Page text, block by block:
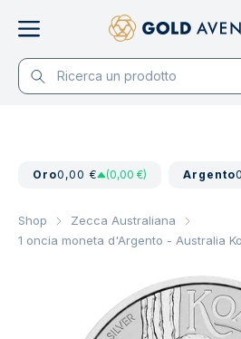
Oro0,00 € (0,00 €) Argento
Shop
Zecca Australiana
1 oncia moneta d'Argento - Australia